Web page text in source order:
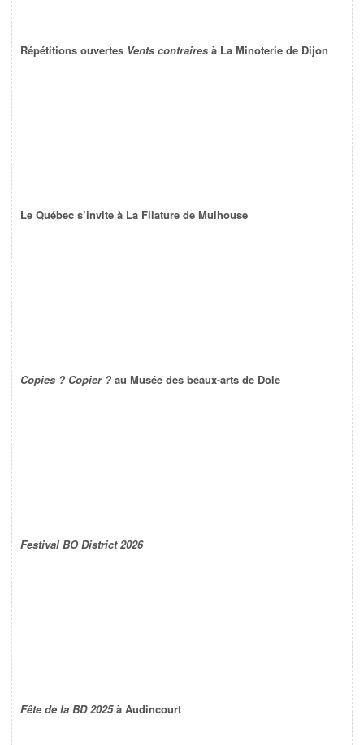
Répétitions ouvertes Vents contraires à La Minoterie de Dijon
Le Québec s’invite à La Filature de Mulhouse
Copies ? Copier ? au Musée des beaux-arts de Dole
Festival BO District 2026
Fête de la BD 2025à Audincourt